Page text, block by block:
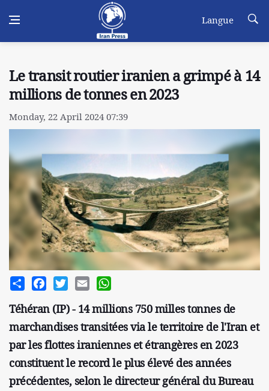
Langue
Le transit routier iranien a grimpé à 14
millions de tonnes en 2023
Monday, 22 April 2024 07:39
Share FacebookTwitterEmail
Téhéran (IP) - 14 millions 750 milles tonnes de
marchandises transitées via le territoire de l'Iran et
par les flottes iraniennes et étrangères en 2023
constituent le record le plus élevé des années
précédentes, selon le directeur général du Bureau